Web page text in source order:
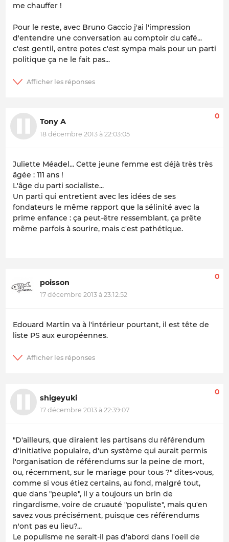
me chauffer !
Pour le reste, avec Bruno Gaccio j'ai l'impression
d'entendre une conversation au comptoir du café...
c'est gentil, entre potes c'est sympa mais pour un parti
politique ça ne le fait pas...
Tony A
18 décembre 2013 à 22:03:05
0
Juliette Méadel... Cette jeune femme est déjà très très
âgée : 111 ans !
L'âge du parti socialiste...
Un parti qui entretient avec les idées de ses
fondateurs le même rapport que la sélinité avec la
prime enfance : ça peut-être ressemblant, ça prête
même parfois à sourire, mais c'est pathétique.
poisson
17 décembre 2013 à 23:12:52
0
Edouard Martin va à l'intérieur pourtant, il est tête de
liste PS aux européennes.
shigeyuki
17 décembre 2013 à 22:39:07
0
"D'ailleurs, que diraient les partisans du référendum
d'initiative populaire, d'un système qui aurait permis
l'organisation de référendums sur la peine de mort,
ou, récemment, sur le mariage pour tous ?" dites-vous,
comme si vous étiez certains, au fond, malgré tout,
que dans "peuple", il y a toujours un brin de
ringardisme, voire de cruauté "populiste", mais qu'en
savez vous précisément, puisque ces référendums
n'ont pas eu lieu?...
Le populisme ne serait-il pas d'abord dans l'oeil de